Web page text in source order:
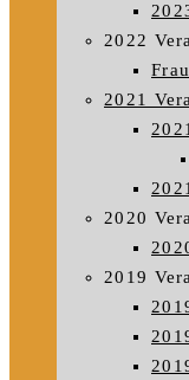
2022
2021
2020
2019